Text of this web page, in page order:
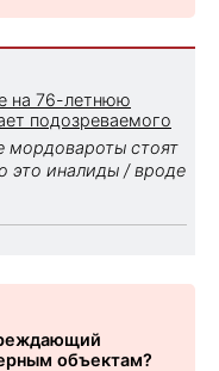
на 76-летнюю
подозреваемого
мордовароты стоят
это иналиды / вроде
объектам?